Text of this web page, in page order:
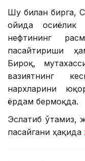
Шу билан бирга,
ойида осиёлик
нефтининг
пасайтириши
Бироқ,
вазиятнинг
нархларини
ёрдам бермоқда.
Эслатиб ўтамиз,
пасайгани ҳақида